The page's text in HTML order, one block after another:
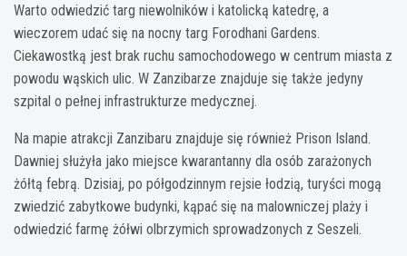
Warto odwiedzić targ niewolników i katolicką katedrę, a
wieczorem udać się na nocny targ Forodhani Gardens.
Ciekawostką jest brak ruchu samochodowego w centrum miasta z
powodu wąskich ulic. W Zanzibarze znajduje się także jedyny
szpital o pełnej infrastrukturze medycznej.
Na mapie atrakcji Zanzibaru znajduje się również Prison Island.
Dawniej służyła jako miejsce kwarantanny dla osób zarażonych
żółtą febrą. Dzisiaj, po półgodzinnym rejsie łodzią, turyści mogą
zwiedzić zabytkowe budynki, kąpać się na malowniczej plaży i
odwiedzić farmę żółwi olbrzymich sprowadzonych z Seszeli.